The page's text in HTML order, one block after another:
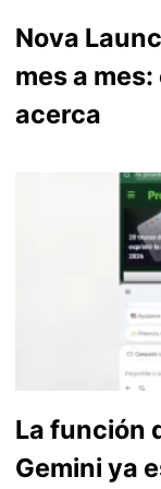
Nova
mes a
acerca
La función
Gemini ya